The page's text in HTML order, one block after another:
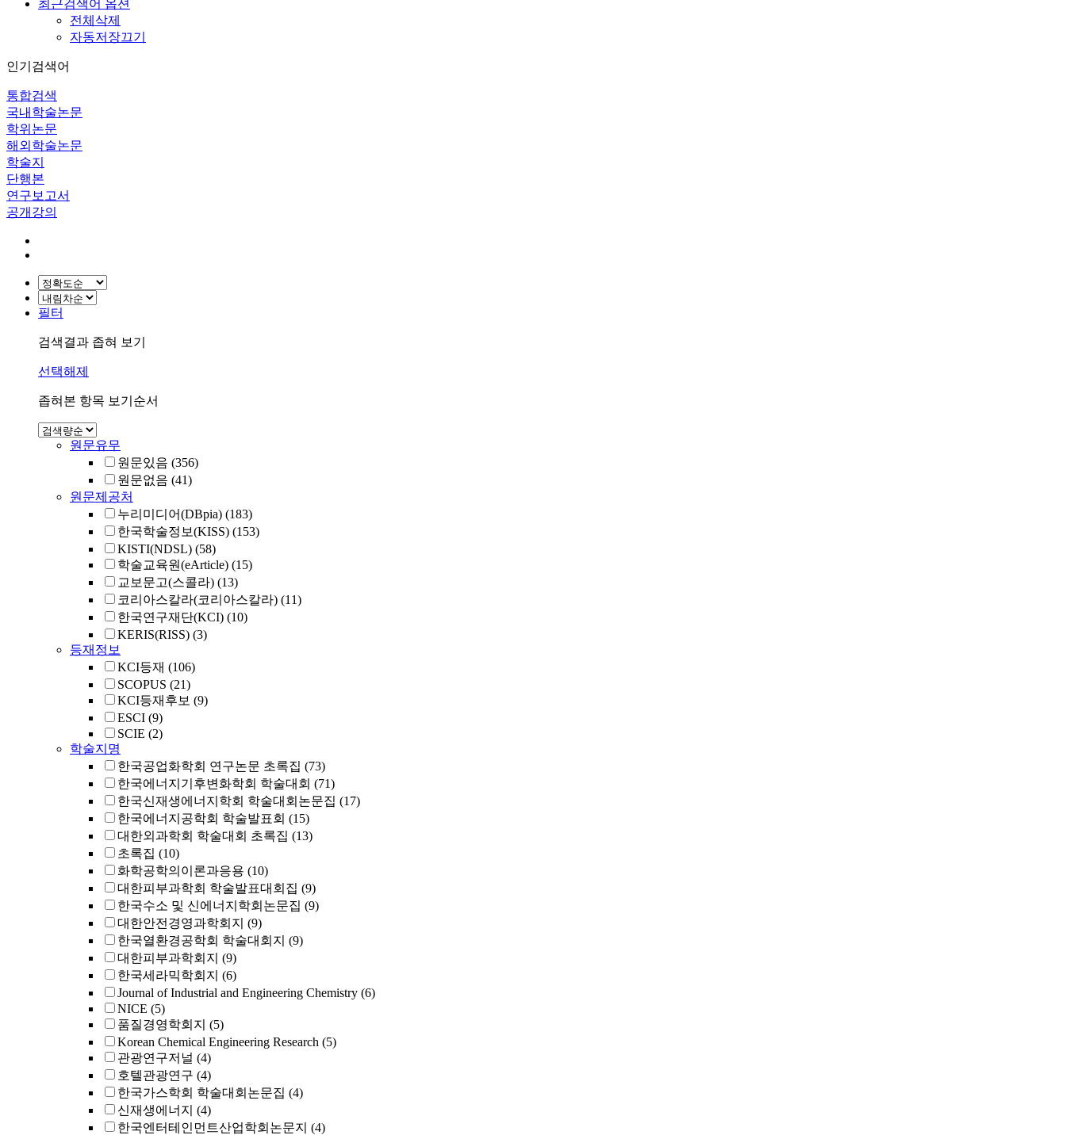
최근검색어 옵션
전체삭제
자동저장끄기
인기검색어
통합검색
국내학술논문
학위논문
해외학술논문
학술지
단행본
연구보고서
공개강의
필터
검색결과 좁혀 보기
선택해제
좁혀본 항목 보기순서
원문유무
원문있음 (356)
원문없음 (41)
원문제공처
누리미디어(DBpia) (183)
한국학술정보(KISS) (153)
KISTI(NDSL) (58)
학술교육원(eArticle) (15)
교보문고(스콜라) (13)
코리아스칼라(코리아스칼라) (11)
한국연구재단(KCI) (10)
KERIS(RISS) (3)
등재정보
KCI등재 (106)
SCOPUS (21)
KCI등재후보 (9)
ESCI (9)
SCIE (2)
학술지명
한국공업화학회 연구논문 초록집 (73)
한국에너지기후변화학회 학술대회 (71)
한국신재생에너지학회 학술대회논문집 (17)
한국에너지공학회 학술발표회 (15)
대한외과학회 학술대회 초록집 (13)
초록집 (10)
화학공학의이론과응용 (10)
대한피부과학회 학술발표대회집 (9)
한국수소 및 신에너지학회논문집 (9)
대한안전경영과학회지 (9)
한국열환경공학회 학술대회지 (9)
대한피부과학회지 (9)
한국세라믹학회지 (6)
Journal of Industrial and Engineering Chemistry (6)
NICE (5)
품질경영학회지 (5)
Korean Chemical Engineering Research (5)
관광연구저널 (4)
호텔관광연구 (4)
한국가스학회 학술대회논문집 (4)
신재생에너지 (4)
한국엔터테인먼트산업학회논문지 (4)